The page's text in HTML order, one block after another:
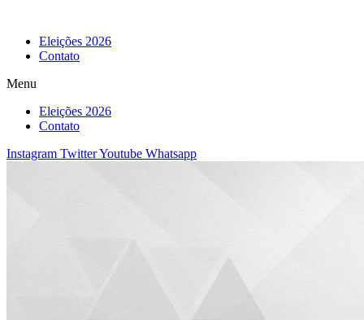
Eleições 2026
Contato
Menu
Eleições 2026
Contato
Instagram TwitterYoutube Whatsapp